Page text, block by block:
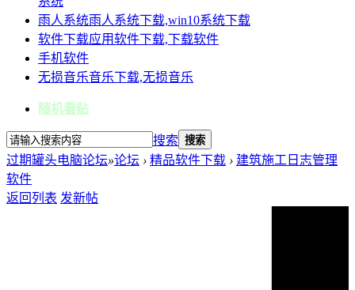
雨人系统雨人系统下载,win10系统下载
软件下载应用软件下载,下载软件
手机软件
无损音乐音乐下载,无损音乐
随机看贴
搜索 搜索
过期罐头电脑论坛»论坛 › 精品软件下载 › 建筑施工日志管理
软件
返回列表 发新帖